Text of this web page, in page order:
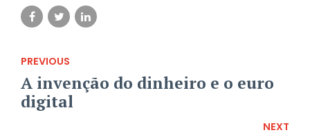
PREVIOUS
A invenção do dinheiro e o euro
digital
NEXT